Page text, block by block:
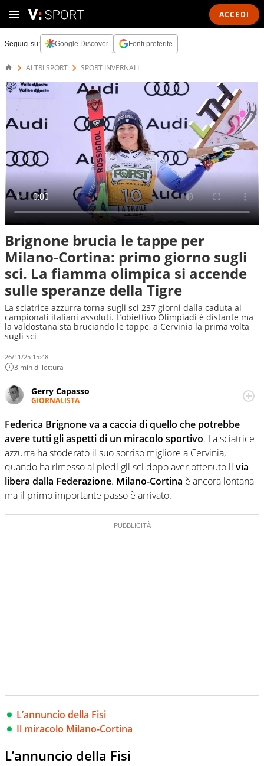
ACCEDI
Seguici su: Google Discover Fonti preferite
ALTRI SPORT SPORT INVERNALI
Brignone brucia le tappe per
Milano-Cortina: primo giorno sugli
sci. La fiamma olimpica si accende
sulle speranze della Tigre
La sciatrice azzurra torna sugli sci 237 giorni dalla caduta ai
campionati italiani assoluti. L’obiettivo Olimpiadi è distante ma
la valdostana sta bruciando le tappe, a Cervinia la prima volta
sugli sci
26/11/25 15:48
3 min di lettura
Gerry Capasso
GIORNALISTA
Per lui gli sport americani non hanno segreti: basket,
football, baseball e la capacità innata di trovare la notizia
dove altri non vedono granché
Federica Brignone va a caccia di quello che potrebbe
avere tutti gli aspetti di un miracolo sportivo. La sciatrice
azzurra ha sfoderato il suo sorriso migliore a Cervinia,
quando ha rimesso ai piedi gli sci dopo aver ottenuto il via
libera dalla Federazione. Milano-Cortina è ancora lontana
ma il primo importante passo è arrivato.
L’annuncio della Fisi
Il miracolo Milano-Cortina
L’annuncio della Fisi